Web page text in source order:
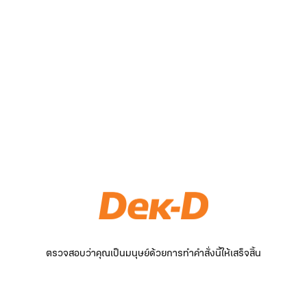
ตรวจสอบว่าคุณเป็นมนุษย์ด้วยการทำคำสั่งนี้ให้เสร็จสิ้น